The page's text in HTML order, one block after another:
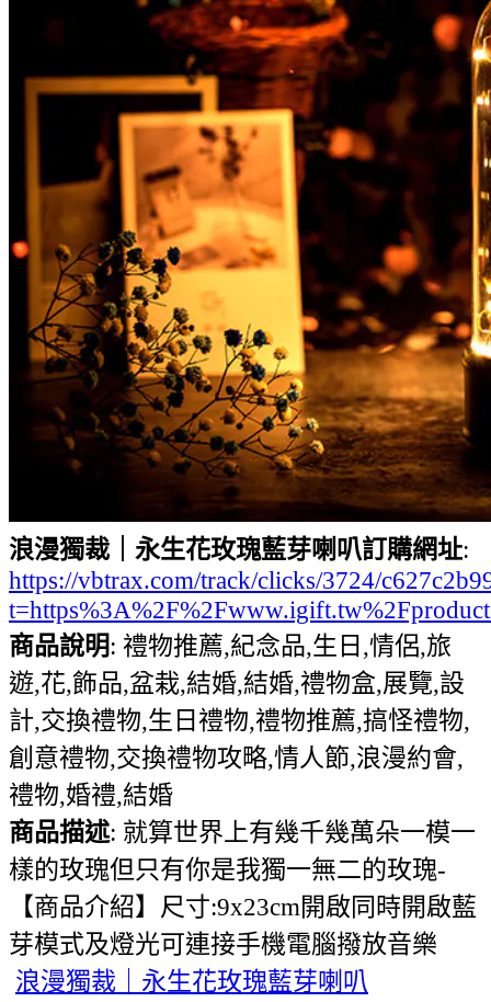
浪漫獨裁｜永生花玫瑰藍芽喇叭訂購網址:
https://vbtrax.com/track/clicks/3724/
商品說明: 禮物推薦,紀念品,生日,情侶,旅
遊,花,飾品,盆栽,結婚,結婚,禮物盒,展覽,設
計,交換禮物,生日禮物,禮物推薦,搞怪禮物,
創意禮物,交換禮物攻略,情人節,浪漫約會,
禮物,婚禮,結婚
商品描述: 就算世界上有幾千幾萬朵一模一
樣的玫瑰但只有你是我獨一無二的玫瑰-
【商品介紹】尺寸:9x23cm開啟同時開啟藍
芽模式及燈光可連接手機電腦撥放音樂
浪漫獨裁｜永生花玫瑰藍芽喇叭